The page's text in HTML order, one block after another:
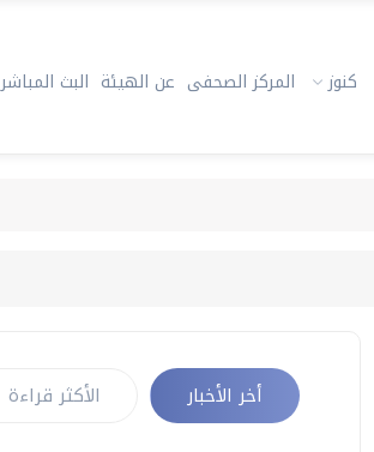
كنوز المركز الصحفى عن الهيئة البث المباشر
أخر الأخبار الأكثر قراءة